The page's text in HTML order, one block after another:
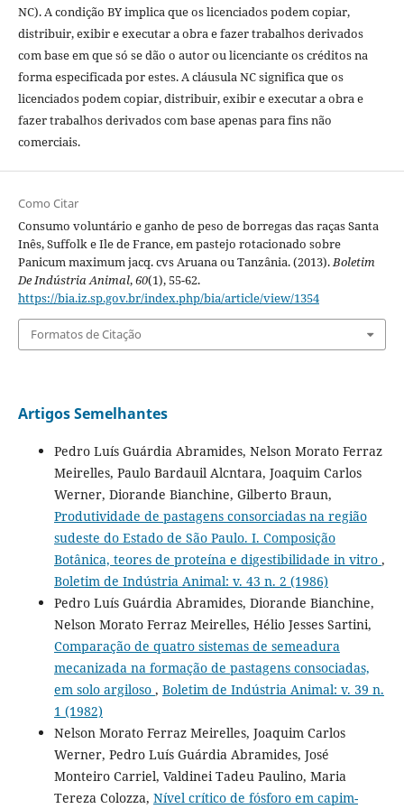
NC). A condição BY implica que os licenciados podem copiar,
distribuir, exibir e executar a obra e fazer trabalhos derivados
com base em que só se dão o autor ou licenciante os créditos na
forma especificada por estes. A cláusula NC significa que os
licenciados podem copiar, distribuir, exibir e executar a obra e
fazer trabalhos derivados com base apenas para fins não
comerciais.
Como Citar
Consumo voluntário e ganho de peso de borregas das raças Santa
Inês, Suffolk e Ile de France, em pastejo rotacionado sobre
Panicum maximum jacq. cvs Aruana ou Tanzânia. (2013).Boletim
De Indústria Animal,60(1), 55-62.
https://bia.iz.sp.gov.br/index.php/bia/article/view/1354
Formatos de Citação
Artigos Semelhantes
Pedro Luís Guárdia Abramides, Nelson Morato Ferraz
Meirelles, Paulo Bardauil Alcntara, Joaquim Carlos
Werner, Diorande Bianchine, Gilberto Braun,
Produtividade de pastagens consorciadas na região
sudeste do Estado de São Paulo. I. Composição
Botânica, teores de proteína e digestibilidade in vitro ,
Boletim de Indústria Animal: v. 43 n. 2 (1986)
Pedro Luís Guárdia Abramides, Diorande Bianchine,
Nelson Morato Ferraz Meirelles, Hélio Jesses Sartini,
Comparação de quatro sistemas de semeadura
mecanizada na formação de pastagens consociadas,
em solo argiloso , Boletim de Indústria Animal: v. 39 n.
1 (1982)
Nelson Morato Ferraz Meirelles, Joaquim Carlos
Werner, Pedro Luís Guárdia Abramides, José
Monteiro Carriel, Valdinei Tadeu Paulino, Maria
Tereza Colozza, Nível crítico de fósforo em capim-